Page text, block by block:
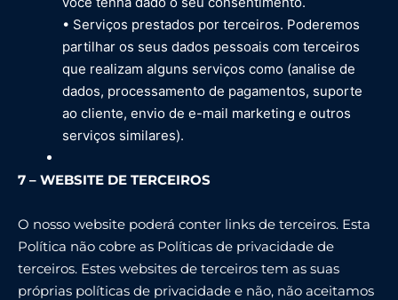
• Serviços prestados por terceiros. Poderemos
partilhar os seus dados pessoais com terceiros
que realizam alguns serviços como (analise de
dados, processamento de pagamentos, suporte
ao cliente, envio de e-mail marketing e outros
serviços similares).
7 – WEBSITE DE TERCEIROS
O nosso website poderá conter links de terceiros. Esta
Política não cobre as Políticas de privacidade de
terceiros. Estes websites de terceiros tem as suas
próprias políticas de privacidade e não, não aceitamos